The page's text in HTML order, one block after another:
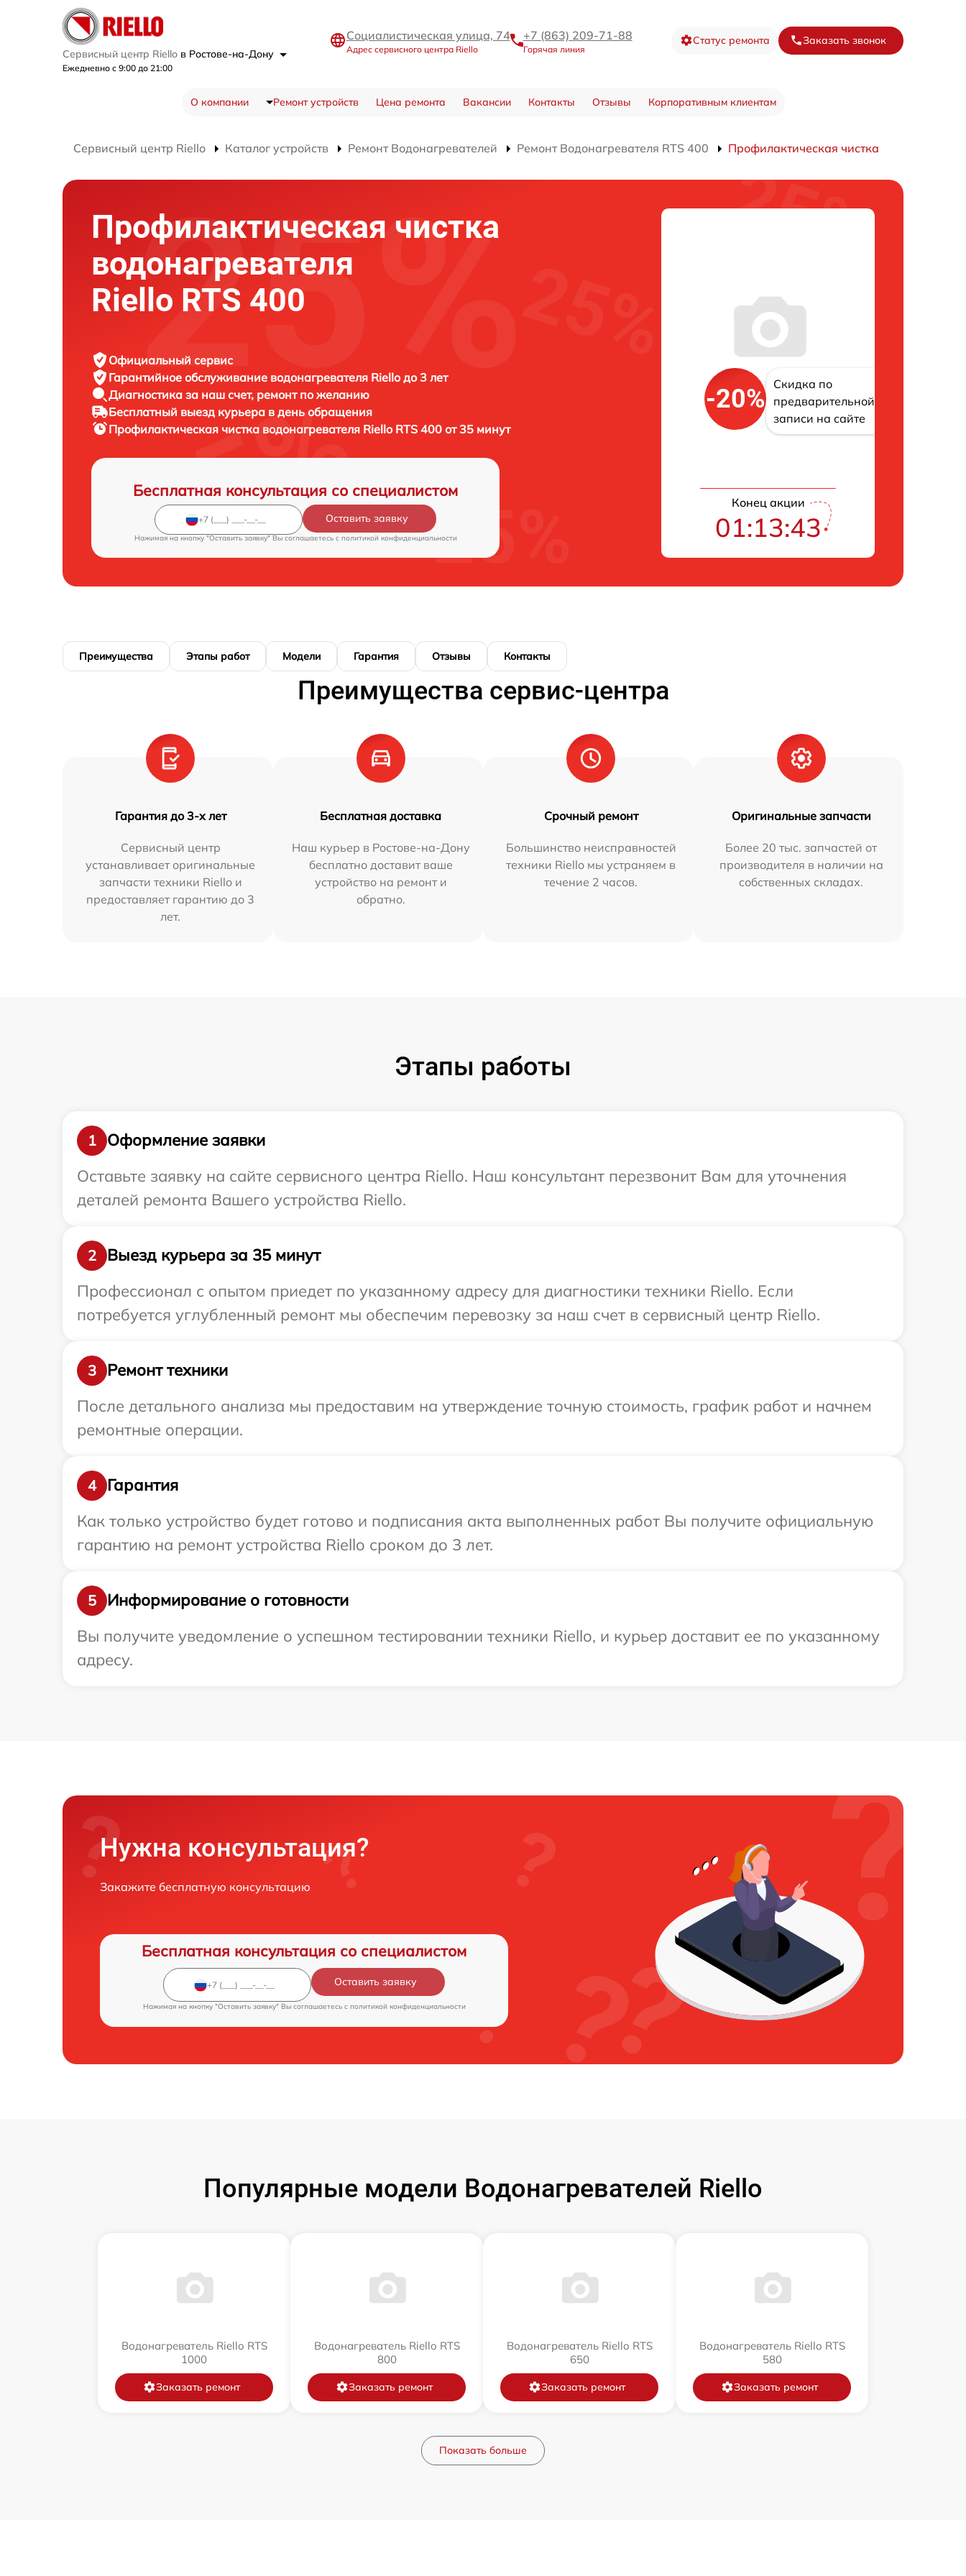
Сервисный центр Riello в Ростове-на-Дону
Ежедневно с 9:00 до 21:00
Социалистическая улица, 74
Адрес сервисного центра Riello
+7 (863) 209-71-88
Горячая линия
Статус ремонта Заказать звонок
О компании Ремонт устройств Цена ремонта Вакансии Контакты Отзывы Корпоративным клиентам
Сервисный центр Riello Каталог устройств Ремонт Водонагревателей Ремонт Водонагревателя RTS 400 Профилактическая чистка
Профилактическая чистка
водонагревателя
Riello RTS 400
Официальный сервис
Гарантийное обслуживание водонагревателя Riello до 3 лет
Диагностика за наш счет, ремонт по желанию
Бесплатный выезд курьера в день обращения
Профилактическая чистка водонагревателя Riello RTS 400 от 35 минут
Бесплатная консультация со специалистом
Оставить заявку
Нажимая на кнопку "Оставить заявку" Вы соглашаетесь c политикой конфиденциальности
-20%
Скидка по
предварительной
записи на сайте
Конец акции
01:13:42
Преимущества Этапы работ Модели Гарантия Отзывы Контакты
Преимущества сервис-центра
Гарантия до 3-х лет
Сервисный центр
устанавливает оригинальные
запчасти техники Riello и
предоставляет гарантию до 3
лет.
Бесплатная доставка
Наш курьер в Ростове-на-Дону
бесплатно доставит ваше
устройство на ремонт и
обратно.
Срочный ремонт
Большинство неисправностей
техники Riello мы устраняем в
течение 2 часов.
Оригинальные запчасти
Более 20 тыс. запчастей от
производителя в наличии на
собственных складах.
Этапы работы
1
Оформление заявки
Оставьте заявку на сайте сервисного центра Riello. Наш консультант перезвонит Вам для уточнения
деталей ремонта Вашего устройства Riello.
2
Выезд курьера за 35 минут
Профессионал с опытом приедет по указанному адресу для диагностики техники Riello. Если
потребуется углубленный ремонт мы обеспечим перевозку за наш счет в сервисный центр Riello.
3
Ремонт техники
После детального анализа мы предоставим на утверждение точную стоимость, график работ и начнем
ремонтные операции.
4
Гарантия
Как только устройство будет готово и подписания акта выполненных работ Вы получите официальную
гарантию на ремонт устройства Riello сроком до 3 лет.
5
Информирование о готовности
Вы получите уведомление о успешном тестировании техники Riello, и курьер доставит ее по указанному
адресу.
Нужна консультация?
Закажите бесплатную консультацию
Бесплатная консультация со специалистом
Оставить заявку
Нажимая на кнопку "Оставить заявку" Вы соглашаетесь c политикой конфиденциальности
Популярные модели Водонагревателей Riello
Водонагреватель Riello RTS
1000
Заказать ремонт
Водонагреватель Riello RTS
800
Заказать ремонт
Водонагреватель Riello RTS
650
Заказать ремонт
Водонагреватель Riello RTS
580
Заказать ремонт
Показать больше